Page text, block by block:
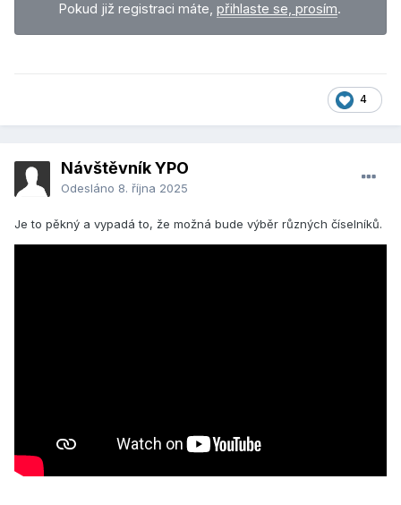
Pokud již registraci máte, přihlaste se, prosím.
4
Návštěvník YPO
Odesláno 8. října 2025
Je to pěkný a vypadá to, že možná bude výběr různých číselníků.